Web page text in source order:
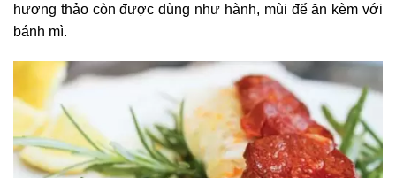
hương thảo còn được dùng như hành, mùi để ăn kèm với
bánh mì.